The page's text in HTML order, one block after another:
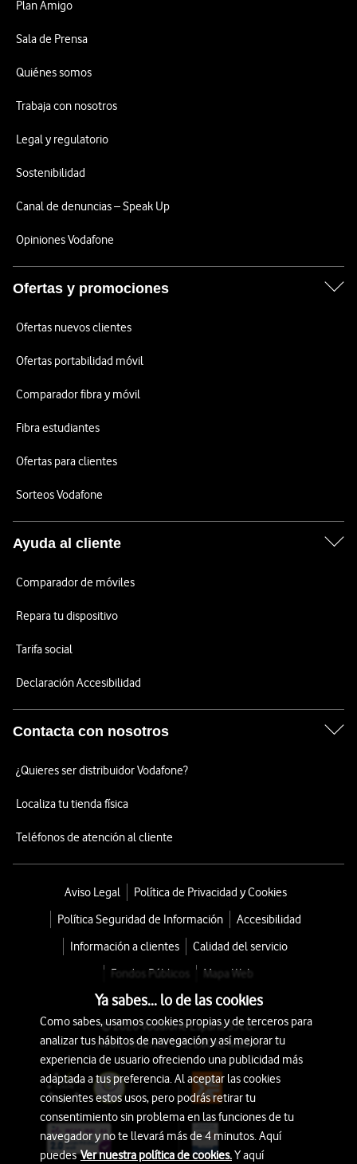
Plan Amigo
Sala de Prensa
Quiénes somos
Trabaja con nosotros
Legal y regulatorio
Sostenibilidad
Canal de denuncias – Speak Up
Opiniones Vodafone
Ofertas y promociones
Ofertas nuevos clientes
Ofertas portabilidad móvil
Comparador fibra y móvil
Fibra estudiantes
Ofertas para clientes
Sorteos Vodafone
Ayuda al cliente
Comparador de móviles
Repara tu dispositivo
Tarifa social
Declaración Accesibilidad
Contacta con nosotros
¿Quieres ser distribuidor Vodafone?
Localiza tu tienda física
Teléfonos de atención al cliente
Aviso Legal
Política de Privacidad y Cookies
Política Seguridad de Información
Accesibilidad
Información a clientes
Calidad del servicio
Fondos Públicos
Mapa Web
© 2026 Vodafone España S.A.U.
Avda. América 115, 28042 Madrid
Ya sabes... lo de las cookies
Como sabes, usamos cookies propias y de terceros para
analizar tus hábitos de navegación y así mejorar tu
experiencia de usuario ofreciendo una publicidad más
adaptada a tus preferencia. Al aceptar las cookies
consientes estos usos, pero podrás retirar tu
consentimiento sin problema en las funciones de tu
navegador y no te llevará más de 4 minutos. Aquí
puedesVer nuestra política de cookies.Y aquí